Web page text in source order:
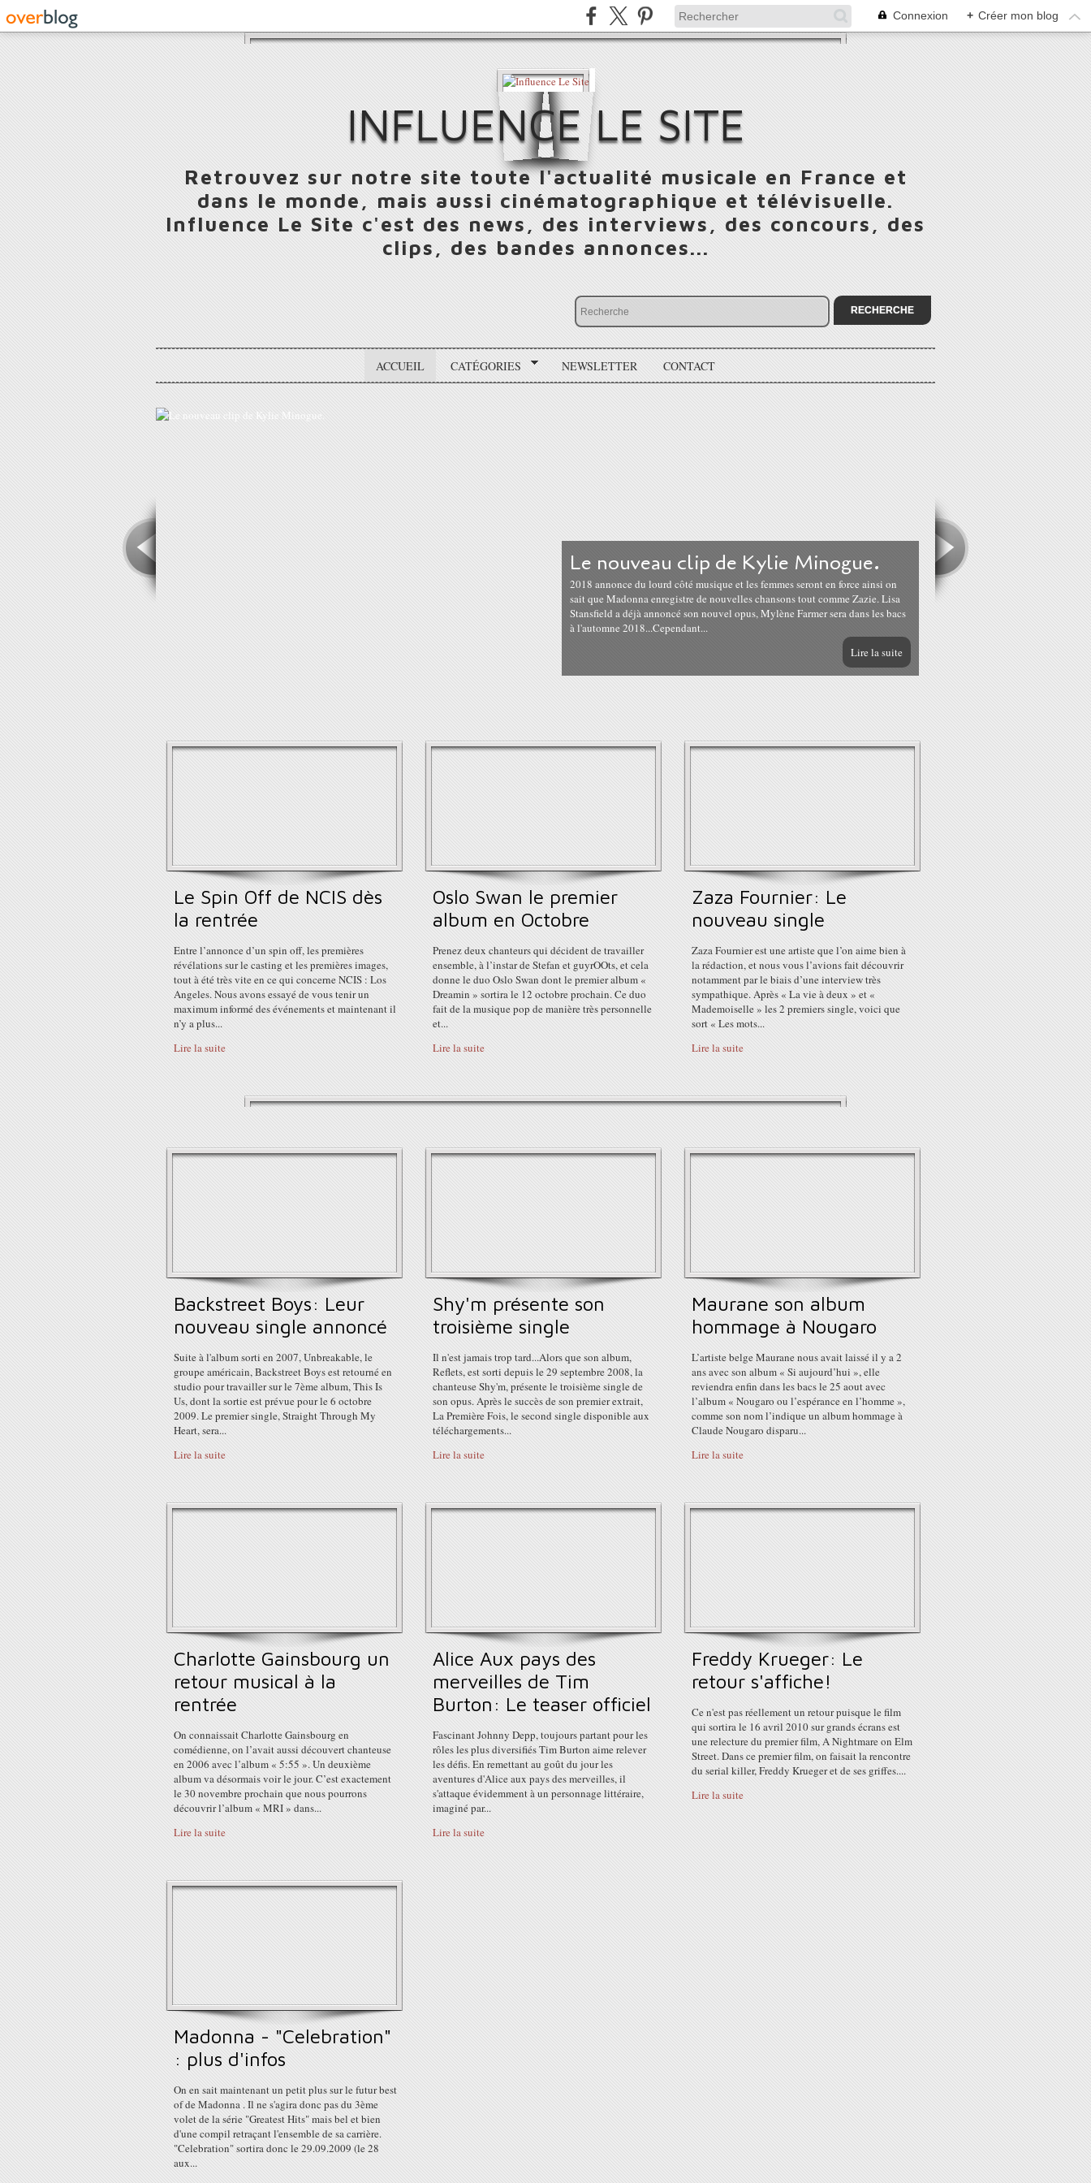
Connexion + Créer mon blog
INFLUENCE LE SITE
Retrouvez sur notre site toute l'actualité musicale en France et
dans le monde, mais aussi cinématographique et télévisuelle.
Influence Le Site c'est des news, des interviews, des concours, des
clips, des bandes annonces...
ACCUEIL CATÉGORIES NEWSLETTER CONTACT
Le nouveau clip de Kylie Minogue.
2018 annonce du lourd côté musique et les femmes seront en force ainsi on
sait que Madonna enregistre de nouvelles chansons tout comme Zazie. Lisa
Stansfield a déjà annoncé son nouvel opus, Mylène Farmer sera dans les bacs
à l'automne 2018...Cependant...
Lire la suite
Le Spin Off de NCIS dès
la rentrée
Entre l’annonce d’un spin off, les premières
révélations sur le casting et les premières images,
tout à été très vite en ce qui concerne NCIS : Los
Angeles. Nous avons essayé de vous tenir un
maximum informé des événements et maintenant il
n’y a plus...
Lire la suite
Oslo Swan le premier
album en Octobre
Prenez deux chanteurs qui décident de travailler
ensemble, à l’instar de Stefan et guyrOOts, et cela
donne le duo Oslo Swan dont le premier album «
Dreamin » sortira le 12 octobre prochain. Ce duo
fait de la musique pop de manière très personnelle
et...
Lire la suite
Zaza Fournier: Le
nouveau single
Zaza Fournier est une artiste que l’on aime bien à
la rédaction, et nous vous l’avions fait découvrir
notamment par le biais d’une interview très
sympathique. Après « La vie à deux » et «
Mademoiselle » les 2 premiers single, voici que
sort « Les mots...
Lire la suite
Backstreet Boys: Leur
nouveau single annoncé
Suite à l'album sorti en 2007, Unbreakable, le
groupe américain, Backstreet Boys est retourné en
studio pour travailler sur le 7ème album, This Is
Us, dont la sortie est prévue pour le 6 octobre
2009. Le premier single, Straight Through My
Heart, sera...
Lire la suite
Shy'm présente son
troisième single
Il n'est jamais trop tard...Alors que son album,
Reflets, est sorti depuis le 29 septembre 2008, la
chanteuse Shy'm, présente le troisième single de
son opus. Après le succès de son premier extrait,
La Première Fois, le second single disponible aux
téléchargements...
Lire la suite
Maurane son album
hommage à Nougaro
L’artiste belge Maurane nous avait laissé il y a 2
ans avec son album « Si aujourd’hui », elle
reviendra enfin dans les bacs le 25 aout avec
l’album « Nougaro ou l’espérance en l’homme »,
comme son nom l’indique un album hommage à
Claude Nougaro disparu...
Lire la suite
Charlotte Gainsbourg un
retour musical à la
rentrée
On connaissait Charlotte Gainsbourg en
comédienne, on l’avait aussi découvert chanteuse
en 2006 avec l’album « 5:55 ». Un deuxième
album va désormais voir le jour. C’est exactement
le 30 novembre prochain que nous pourrons
découvrir l’album « MRI » dans...
Lire la suite
Alice Aux pays des
merveilles de Tim
Burton: Le teaser officiel
Fascinant Johnny Depp, toujours partant pour les
rôles les plus diversifiés Tim Burton aime relever
les défis. En remettant au goût du jour les
aventures d'Alice aux pays des merveilles, il
s'attaque évidemment à un personnage littéraire,
imaginé par...
Lire la suite
Freddy Krueger: Le
retour s'affiche!
Ce n'est pas réellement un retour puisque le film
qui sortira le 16 avril 2010 sur grands écrans est
une relecture du premier film, A Nightmare on Elm
Street. Dans ce premier film, on faisait la rencontre
du serial killer, Freddy Krueger et de ses griffes....
Lire la suite
Madonna - "Celebration"
: plus d'infos
On en sait maintenant un petit plus sur le futur best
of de Madonna . Il ne s'agira donc pas du 3ème
volet de la série "Greatest Hits" mais bel et bien
d'une compil retraçant l'ensemble de sa carrière.
"Celebration" sortira donc le 29.09.2009 (le 28
aux...